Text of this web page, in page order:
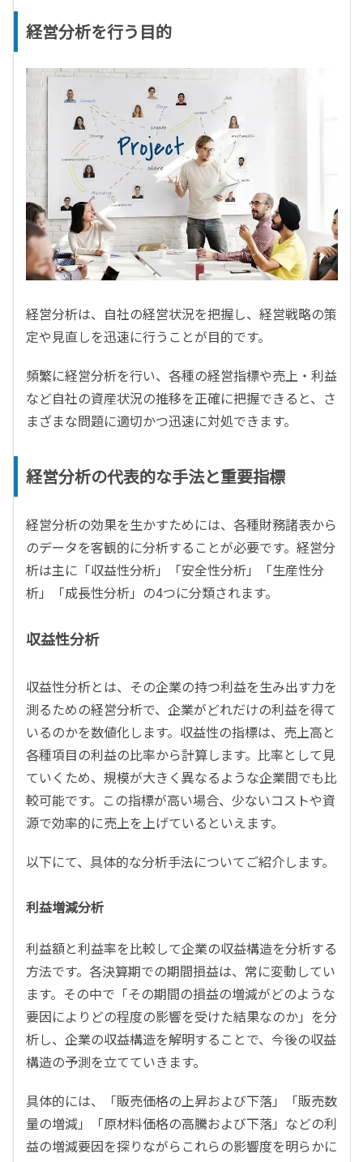
経営分析を行う目的
経営分析は、自社の経営状況を把握し、経営戦略の策
定や見直しを迅速に行うことが目的です。
頻繁に経営分析を行い、各種の経営指標や売上・利益
など自社の資産状況の推移を正確に把握できると、さ
まざまな問題に適切かつ迅速に対処できます。
経営分析の代表的な手法と重要指標
経営分析の効果を生かすためには、各種財務諸表から
のデータを客観的に分析することが必要です。経営分
析は主に「収益性分析」「安全性分析」「生産性分
析」「成長性分析」の4つに分類されます。
収益性分析
収益性分析とは、その企業の持つ利益を生み出す力を
測るための経営分析で、企業がどれだけの利益を得て
いるのかを数値化します。収益性の指標は、売上高と
各種項目の利益の比率から計算します。比率として見
ていくため、規模が大きく異なるような企業間でも比
較可能です。この指標が高い場合、少ないコストや資
源で効率的に売上を上げているといえます。
以下にて、具体的な分析手法についてご紹介します。
利益増減分析
利益額と利益率を比較して企業の収益構造を分析する
方法です。各決算期での期間損益は、常に変動してい
ます。その中で「その期間の損益の増減がどのような
要因によりどの程度の影響を受けた結果なのか」を分
析し、企業の収益構造を解明することで、今後の収益
構造の予測を立てていきます。
具体的には、「販売価格の上昇および下落」「販売数
量の増減」「原材料価格の高騰および下落」などの利
益の増減要因を探りながらこれらの影響度を明らかに